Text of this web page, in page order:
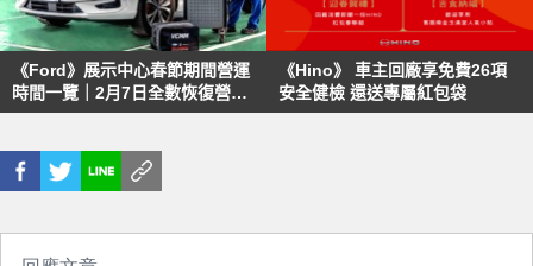
《Ford》展示中心春節期間營運
時間一覽｜2月7日全數恢復營運
因應疫情提前升級準3級防疫措施
《Hino》 車主回廠享免費26項
安全健檢 還送專屬紅包袋